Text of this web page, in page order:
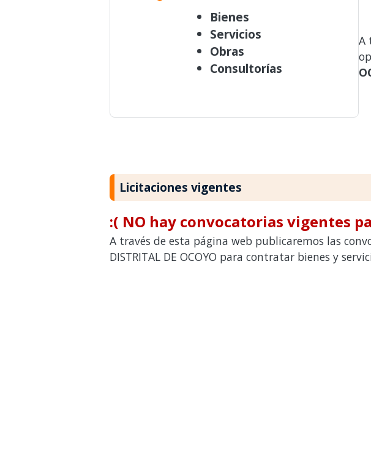
Bienes
Servicios
Obras
Consultorías
A
Licitaciones vigentes
:( NO hay convocatorias vigentes
A través de esta página web publicaremos las
DISTRITAL DE OCOYO para contratar bienes y